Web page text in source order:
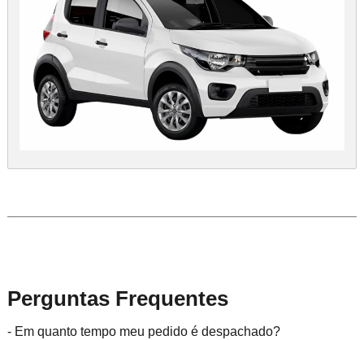
Perguntas Frequentes
- Em quanto tempo meu pedido é despachado?